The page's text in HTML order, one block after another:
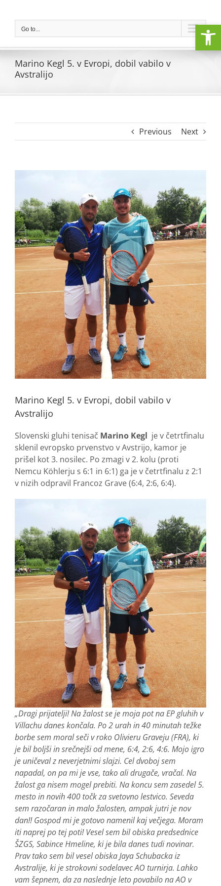
contentGo to...
Marino Kegl 5. v Evropi, dobil vabilo v
Avstralijo
Previous Next
Image
Marino Kegl 5. v Evropi, dobil vabilo v
Avstralijo
Slovenski gluhi tenisač Marino Kegl je v četrtfinalu
sklenil evropsko prvenstvo v Avstrijo, kamor je
prišel kot 3. nosilec. Po zmagi v 2. kolu (proti
Nemcu Köhlerju s 6:1 in 6:1) ga je v četrtfinalu z 2:1
v nizih odpravil Francoz Grave (6:4, 2:6, 6:4).
„Dragi prijatelji! Na žalost se je moja pot na EP gluhih v
Villachu danes končala. Po 2 urah in 40 minutah težke
borbe sem moral seči v roko Olivieru Graveju (FRA), ki
je bil boljši in srečnejši od mene, 6:4, 2:6, 4:6. Mojo igro
je uničeval z neverjetnimi slajzi. Cel dvoboj sem
napadal, on pa mi je vse, tako ali drugače, vračal. Na
žalost ga nisem mogel prebiti. Na koncu sem zasedel 5.
mesto in novih 400 točk za svetovno lestvico. Seveda
sem razočaran in malo žalosten, ampak jutri je nov
dan!! Gospod mi je gotovo namenil kaj večjega. Moram
iti naprej po tej poti! Vesel sem bil obiska predsednice
ŠZGS, Sabince Hmeline, ki je bila danes tudi novinar.
Prav tako sem bil vesel obiska Jaya Schubacka iz
Avstralije, ki je strokovni sodelavec AO turnirja. Lahko
vam šepnem, da za naslednje leto povabilo na AO v